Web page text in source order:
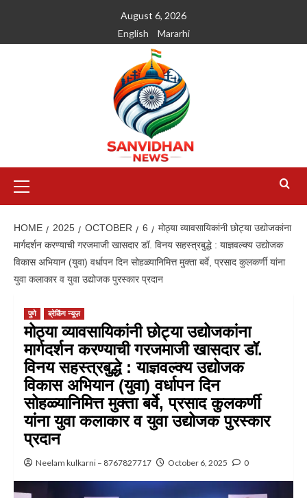
August 6, 2026
English
Mararhi
HOME 2025 OCTOBER 6
मोठ्या व्यावसायिकांनी छोट्या उद्योजकांना
मार्गदर्शन करण्याची गरजमाजी खासदार डॉ. विनय सहस्त्रबुद्धे : याज्ञवल्क्य उद्योजक
विकास अभियान (युवा) वर्धापन दिन सोहळ्यानिमित्त मुक्ता बर्वे, प्रसाद कुलकर्णी यांना
युवा कलाकार व युवा उद्योजक पुरस्कार प्रदान
पुणे ब्रेकिंग न्यूज़
मोठ्या व्यावसायिकांनी छोट्या उद्योजकांना
मार्गदर्शन करण्याची गरजमाजी खासदार डॉ.
विनय सहस्त्रबुद्धे : याज्ञवल्क्य उद्योजक
विकास अभियान (युवा) वर्धापन दिन
सोहळ्यानिमित्त मुक्ता बर्वे, प्रसाद कुलकर्णी
यांना युवा कलाकार व युवा उद्योजक पुरस्कार
प्रदान
Neelam kulkarni – 8767827717 October 6, 2025 0